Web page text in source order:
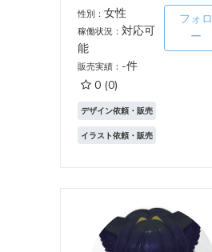
性別： 女性
稼働状況： 対応可
能
販売実績： -件
0 (0)
フォロ
ー
デザイン依頼・販売
イラスト依頼・販売